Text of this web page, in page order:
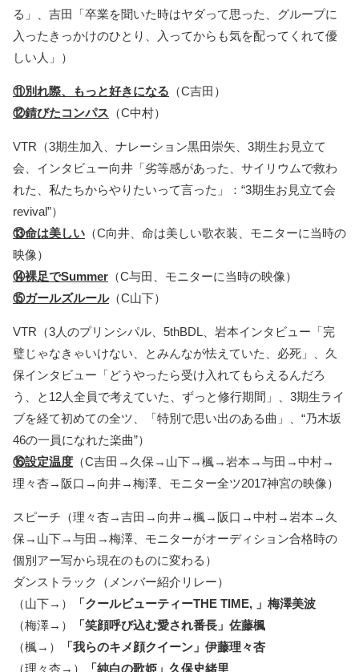
る」、吉田「卒業を聞いた時はヤダって思った、グループに
入ったきっかけのひとり、入ってからも気を配ってくれて優
しい人」）
⑪別れ際、もっと好きになる （C吉田）
⑫錆びたコンパス （C中村）
VTR（3期生加入、ナレーション黒田崇矢、3期生お見立て
会、インタビュー向井「劣等感があった、サイリウムで救わ
れた、私たちからやりたいって言った」：“3期生お見立て会
revival”）
⑬命は美しい （C向井、命は美しい歌衣装、モニターに当時の
映像）
⑭裸足でSummer （C与田、モニターに当時の映像）
⑮ガールズルール（C山下）
VTR（3人のプリンシパル、5thBDL、岩本インタビュー「完
璧じゃなきゃいけない、とみんなが怯えていた、必死」、久
保インタビュー「どうやったら受け入れてもらえるんだろ
う、と12人全員で考えていた、ずっと修行期間」、3期生ライ
ブを経て初めての全ツ、「特別で思い出のある曲」、“乃木坂
46の一員になれた楽曲”）
⑯設定温度 （C吉田→久保→山下→楓→岩本→与田→中村→
理々杏→阪口→向井→梅澤、モニター全ツ2017神宮の映像）
スピーチ（理々杏→吉田→向井→楓→阪口→中村→岩本→久
保→山下→与田→梅澤、モニターがオーディション合格時の
個別アー写から現在のものに変わる）
ダンストラック（メンバー紹介リレー）
（山下→）
「クールビューティーTHE TIME, 」梅澤美波
（梅澤→）
「笑顔呼び込む愛され番長」佐藤楓
（楓→）
「我らのキメ顔クイーン」伊藤理々杏
（理々杏→）
「純白の歌姫」久保史緒里